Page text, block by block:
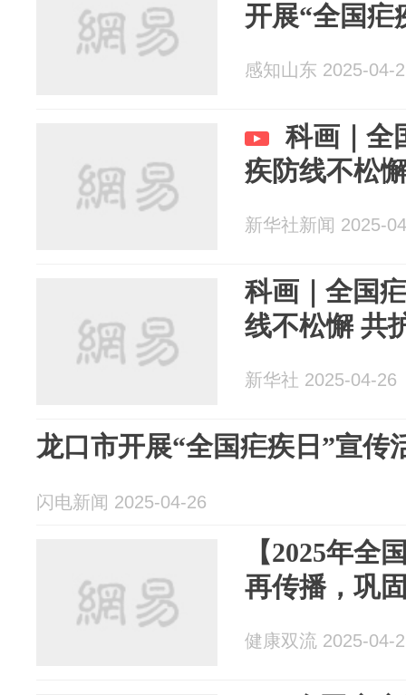
开展“全国疟
感知山东 2025-04-
科画｜全
疾防线不松
新华社新闻 2025-
科画｜全国
线不松懈 共
新华社 2025-04-26
龙口市开展“全国疟疾日”宣传
闪电新闻 2025-04-26
【2025年全
再传播，巩
健康双流 2025-04-